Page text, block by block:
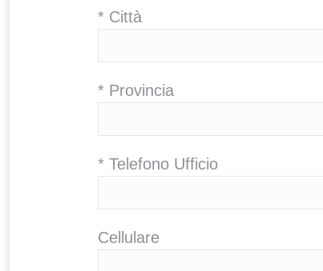
* Città
* Provincia
* Telefono Ufficio
Cellulare